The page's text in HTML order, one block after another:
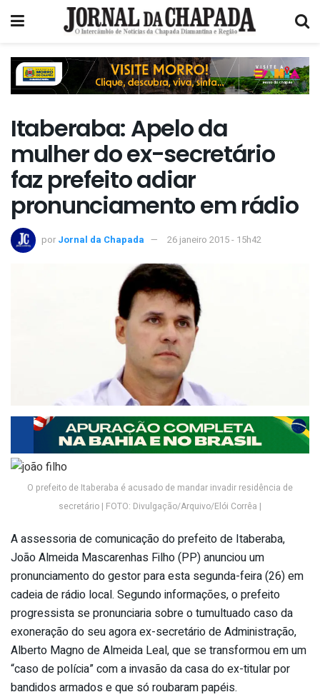
Itaberaba: Apelo da
mulher do ex-secretário
faz prefeito adiar
pronunciamento em rádio
por Jornal da Chapada 26 janeiro 2015 - 15h42
O prefeito de Itaberaba é acusado de mandar invadir residência de
secretário | FOTO: Divulgação/Arquivo/Elói Corrêa |
A assessoria de comunicação do prefeito de Itaberaba,
João Almeida Mascarenhas Filho (PP) anunciou um
pronunciamento do gestor para esta segunda-feira (26) em
cadeia de rádio local. Segundo informações, o prefeito
progressista se pronunciaria sobre o tumultuado caso da
exoneração do seu agora ex-secretário de Administração,
Alberto Magno de Almeida Leal, que se transformou em um
“caso de polícia” com a invasão da casa do ex-titular por
bandidos armados e que só roubaram papéis.